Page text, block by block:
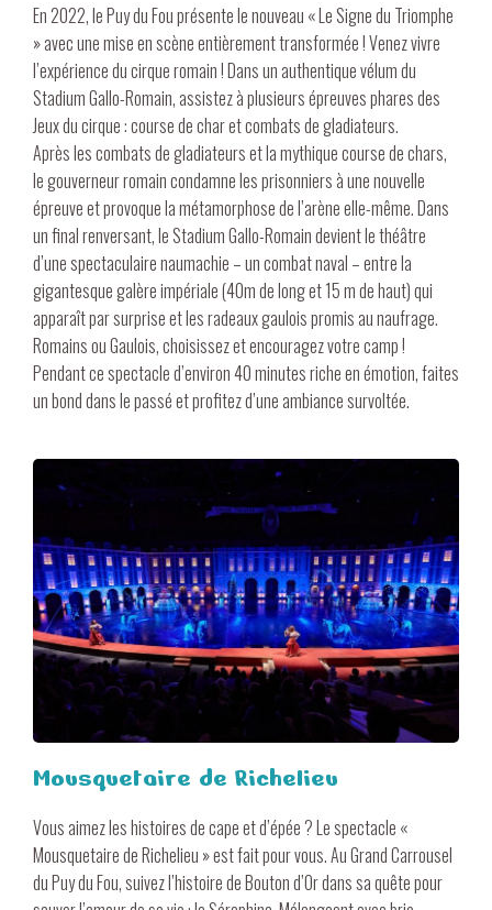
En 2022, le Puy du Fou présente le nouveau « Le Signe du Triomphe
» avec une mise en scène entièrement transformée ! Venez vivre
l’expérience du cirque romain ! Dans un authentique vélum du
Stadium Gallo-Romain, assistez à plusieurs épreuves phares des
Jeux du cirque : course de char et combats de gladiateurs.
Après les combats de gladiateurs et la mythique course de chars,
le gouverneur romain condamne les prisonniers à une nouvelle
épreuve et provoque la métamorphose de l’arène elle-même. Dans
un final renversant, le Stadium Gallo-Romain devient le théâtre
d’une spectaculaire naumachie – un combat naval – entre la
gigantesque galère impériale (40m de long et 15 m de haut) qui
apparaît par surprise et les radeaux gaulois promis au naufrage.
Romains ou Gaulois, choisissez et encouragez votre camp !
Pendant ce spectacle d’environ 40 minutes riche en émotion, faites
un bond dans le passé et profitez d’une ambiance survoltée.
Mousquetaire de Richelieu
Vous aimez les histoires de cape et d’épée ? Le spectacle «
Mousquetaire de Richelieu » est fait pour vous. Au Grand Carrousel
du Puy du Fou, suivez l’histoire de Bouton d’Or dans sa quête pour